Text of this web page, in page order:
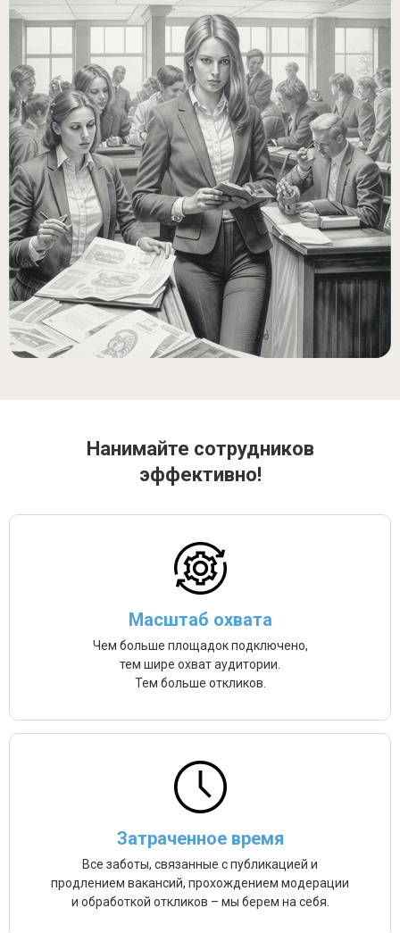
Нанимайте сотрудников
эффективно!
Масштаб охвата
Чем больше площадок подключено,
тем шире охват аудитории.
Тем больше откликов.
Затраченное время
Все заботы, связанные с публикацией и
продлением вакансий, прохождением модерации
и обработкой откликов – мы берем на себя.